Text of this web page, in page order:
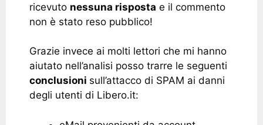
ricevuto nessuna risposta e il commento
non è stato reso pubblico!
Grazie invece ai molti lettori che mi hanno
aiutato nell’analisi posso trarre le seguenti
conclusioni sull’attacco di SPAM ai danni
degli utenti di Libero.it: